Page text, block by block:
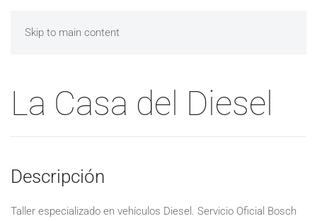
Skip to main content
La Casa del Diesel
Descripción
Taller especializado en vehículos Diesel. Servicio Oficial Bosch